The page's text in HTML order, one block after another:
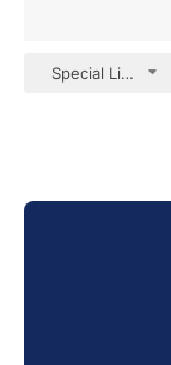
Special Lineal